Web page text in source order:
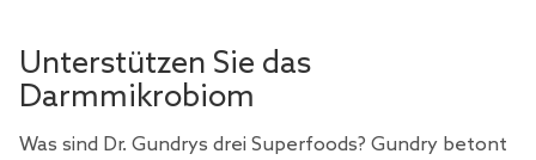
Unterstützen Sie das
Darmmikrobiom
Was sind Dr. Gundrys drei Superfoods? Gundry betont